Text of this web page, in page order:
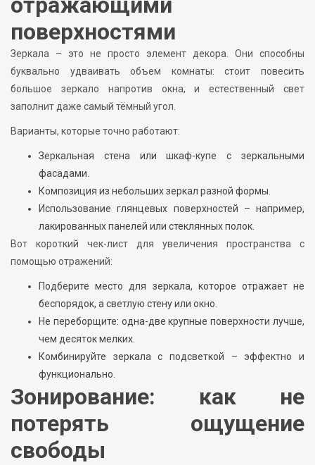
поверхностями
Зеркала – это не просто элемент декора. Они способны
буквально удваивать объем комнаты: стоит повесить
большое зеркало напротив окна, и естественный свет
заполнит даже самый тёмный угол.
Варианты, которые точно работают:
Зеркальная стена или шкаф-купе с зеркальными
фасадами.
Композиция из небольших зеркал разной формы.
Использование глянцевых поверхностей – например,
лакированных панелей или стеклянных полок.
Вот короткий чек-лист для увеличения пространства с
помощью отражений:
Подберите место для зеркала, которое отражает не
беспорядок, а светлую стену или окно.
Не переборщите: одна-две крупные поверхности лучше,
чем десяток мелких.
Комбинируйте зеркала с подсветкой – эффектно и
функционально.
Зонирование: как не
потерять ощущение
свободы